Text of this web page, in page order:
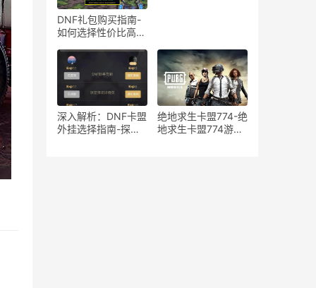
DNF礼包购买指南-
如何选择性价比高的
深入解析：DNF卡盟
外挂选择指南-探索
绝地求生卡盟774-绝
地求生卡盟774游戏